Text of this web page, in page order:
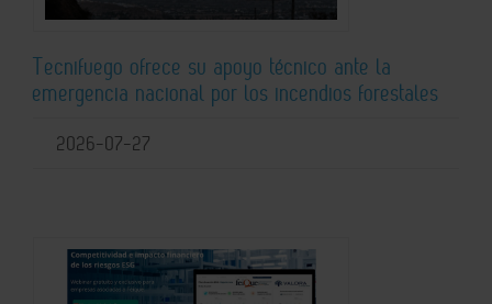
Tecnifuego ofrece su apoyo técnico ante la
emergencia nacional por los incendios forestales
2026-07-27